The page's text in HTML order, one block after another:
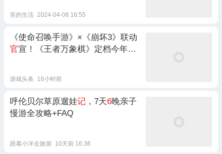
笑的生活 2024-04-08 16:55
《使命召唤手游》×《崩坏3》联动
官宣！《王者万象棋》定档今年9
游戏头条 16小时前
呼伦贝尔草原遛娃记 ，7天6晚亲子
慢游全攻略+FAQ
跟着小洋去旅游 10天前 16:36